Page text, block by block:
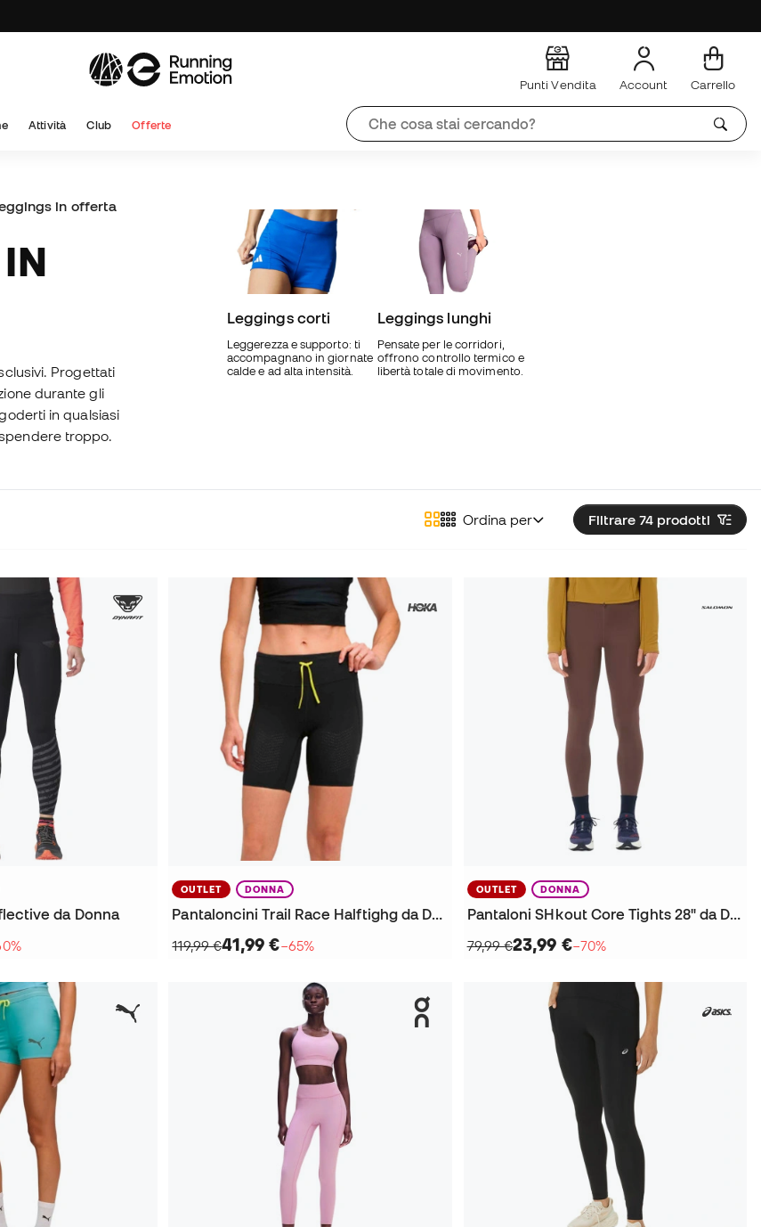
Punti Vendita Account Carrello
Attività Club Offerte
in offerta
Progettati
durante gli
in qualsiasi
troppo.
Leggings corti
Leggerezza e supporto: ti
accompagnano in giornate
calde e ad alta intensità.
Leggings lunghi
Pensate per le corridori,
offrono controllo termico e
libertà totale di movimento.
Filtrare 74 prodotti
Ordina per
da Donna
OUTLET DONNA
Pantaloncini Trail Race Halftighg da Donna
119,99 €41,99 €−65%
OUTLET DONNA
Pantaloni SHkout Core Tights 28" da Donna
79,99 €23,99 €−70%